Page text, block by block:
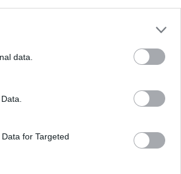
data.
for Targeted
του